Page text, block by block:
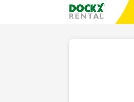
Taalselectie overslaanFratello DEMO